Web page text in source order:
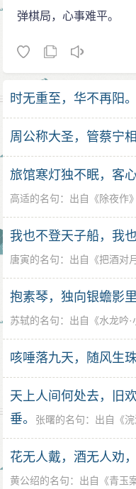
弹棋局，心事难平。
时无重至，华不再阳。
周公称大圣，管蔡宁相
旅馆寒灯独不眠，客
高适的名句：出自《除夜作》
我也不登天子船，我
唐寅的名句：出自《把酒对
抱素琴，独向银蟾影
苏轼的名句：出自《水龙吟
咳唾落九天，随风生珠
天上人间何处去，旧
垂。
张曙的名句：出自《
花无人戴，酒无人劝
黄公绍的名句：出自《青玉